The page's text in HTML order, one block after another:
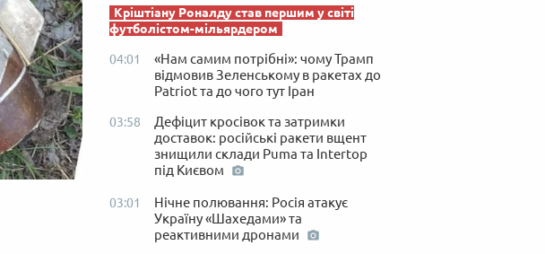
Кріштіану Роналду став першим у світі
футболістом-мільярдером
04:01
«Нам самим потрібні»: чому Трамп
відмовив Зеленському в ракетах до
Patriot та до чого тут Іран
03:58
Дефіцит кросівок та затримки
доставок: російські ракети вщент
знищили склади Puma та Intertop
під Києвом
03:01
Нічне полювання: Росія атакує
Україну «Шахедами» та
реактивними дронами